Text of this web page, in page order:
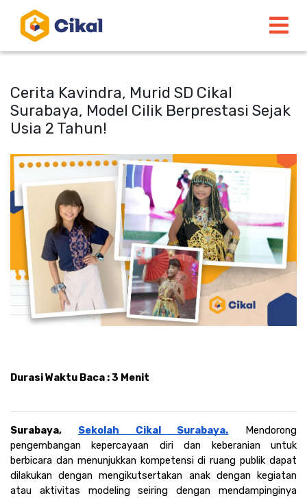
Cerita Kavindra, Murid SD Cikal
Surabaya, Model Cilik Berprestasi Sejak
Usia 2 Tahun!
Durasi Waktu Baca : 3 Menit
Surabaya, Sekolah Cikal Surabaya.
Mendorong
pengembangan kepercayaan diri dan keberanian untuk
berbicara dan menunjukkan kompetensi di ruang publik dapat
dilakukan dengan mengikutsertakan anak dengan kegiatan
atau aktivitas modeling seiring dengan mendampinginya